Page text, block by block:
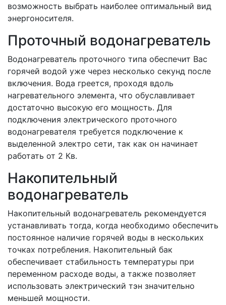
возможность выбрать наиболее оптимальный вид
энергоносителя.
Проточный водонагреватель
Водонагреватель проточного типа обеспечит Вас
горячей водой уже через несколько секунд после
включения. Вода греется, проходя вдоль
нагревательного элемента, что обуславливает
достаточно высокую его мощность. Для
подключения электрического проточного
водонагревателя требуется подключение к
выделенной электро сети, так как он начинает
работать от 2 Кв.
Накопительный
водонагреватель
Накопительный водонагреватель рекомендуется
устанавливать тогда, когда необходимо обеспечить
постоянное наличие горячей воды в нескольких
точках потребления. Накопительный бак
обеспечивает стабильность температуры при
переменном расходе воды, а также позволяет
использовать электрический тэн значительно
меньшей мощности.